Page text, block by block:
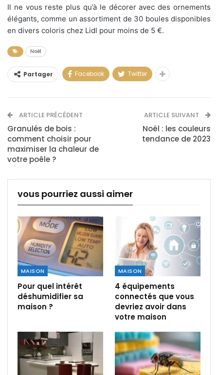
Il ne vous reste plus qu’à le décorer avec des ornements
élégants, comme un assortiment de 30 boules disponibles
en divers coloris chez Lidl pour moins de 5 €.
Noël
Partager Facebook Twitter
ARTICLE PRÉCÉDENT
Granulés de bois :
comment choisir pour
maximiser la chaleur de
votre poêle ?
ARTICLE SUIVANT
Noël : les couleurs
tendance de 2023
vous pourriez aussi aimer
MAISON
Pour quel intérêt
déshumidifier sa
maison ?
MAISON
4 équipements
connectés que vous
devriez avoir dans
votre maison